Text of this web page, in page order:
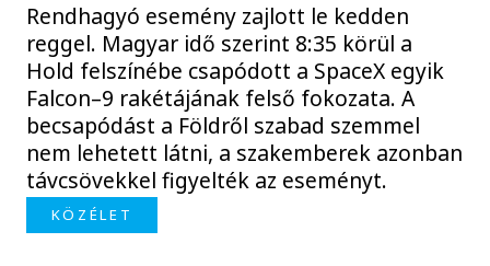
Rendhagyó esemény zajlott le kedden
reggel. Magyar idő szerint 8:35 körül a
Hold felszínébe csapódott a SpaceX egyik
Falcon–9 rakétájának felső fokozata. A
becsapódást a Földről szabad szemmel
nem lehetett látni, a szakemberek azonban
távcsövekkel figyelték az eseményt.
KÖZÉLET